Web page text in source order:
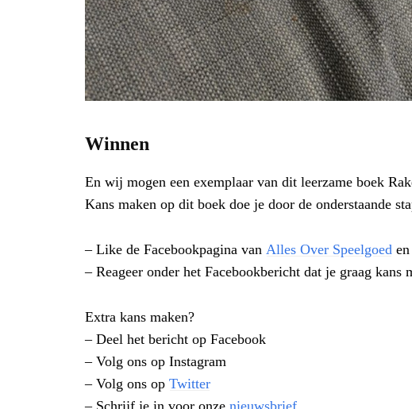
Winnen
En wij mogen een exemplaar van dit leerzame boek
Kans maken op dit boek doe je door de onderstaande
– Like de Facebookpagina van Alles Over Speelgoed
– Reageer onder het Facebookbericht dat je graag kans
Extra kans maken?
– Deel het bericht op Facebook
– Volg ons op Instagram
– Volg ons op Twitter
– Schrijf je in voor onze nieuwsbrief